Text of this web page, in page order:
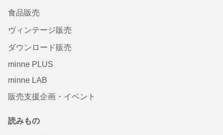
食品販売
ヴィンテージ販売
ダウンロード販売
minne PLUS
minne LAB
販売支援企画・イベント
読みもの